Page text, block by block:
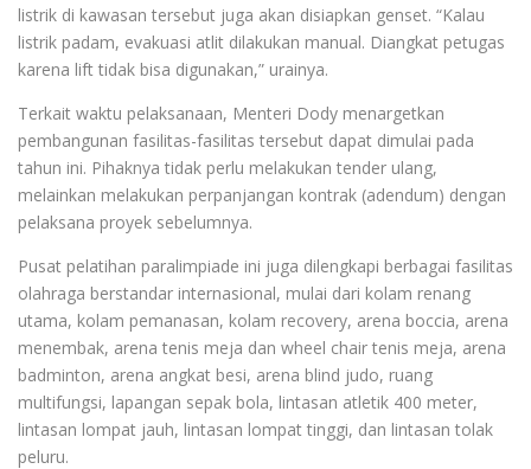
listrik di kawasan tersebut juga akan disiapkan genset. “Kalau
listrik padam, evakuasi atlit dilakukan manual. Diangkat petugas
karena lift tidak bisa digunakan,” urainya.
Terkait waktu pelaksanaan, Menteri Dody menargetkan
pembangunan fasilitas-fasilitas tersebut dapat dimulai pada
tahun ini. Pihaknya tidak perlu melakukan tender ulang,
melainkan melakukan perpanjangan kontrak (adendum) dengan
pelaksana proyek sebelumnya.
Pusat pelatihan paralimpiade ini juga dilengkapi berbagai fasilitas
olahraga berstandar internasional, mulai dari kolam renang
utama, kolam pemanasan, kolam recovery, arena boccia, arena
menembak, arena tenis meja dan wheel chair tenis meja, arena
badminton, arena angkat besi, arena blind judo, ruang
multifungsi, lapangan sepak bola, lintasan atletik 400 meter,
lintasan lompat jauh, lintasan lompat tinggi, dan lintasan tolak
peluru.